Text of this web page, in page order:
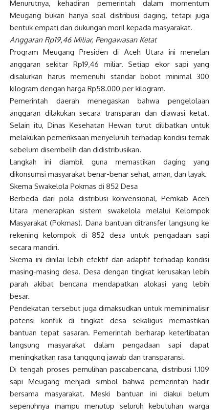
Menurutnya, kehadiran pemerintah dalam momentum
Meugang bukan hanya soal distribusi daging, tetapi juga
bentuk empati dan dukungan moril kepada masyarakat.
Anggaran Rp19,46 Miliar, Pengawasan Ketat
Program Meugang Presiden di Aceh Utara ini menelan
anggaran sekitar Rp19,46 miliar. Setiap ekor sapi yang
disalurkan harus memenuhi standar bobot minimal 300
kilogram dengan harga Rp58.000 per kilogram.
Pemerintah daerah menegaskan bahwa pengelolaan
anggaran dilakukan secara transparan dan diawasi ketat.
Selain itu, Dinas Kesehatan Hewan turut dilibatkan untuk
melakukan pemeriksaan menyeluruh terhadap kondisi ternak
sebelum disembelih dan didistribusikan.
Langkah ini diambil guna memastikan daging yang
dikonsumsi masyarakat benar-benar sehat, aman, dan layak.
Skema Swakelola Pokmas di 852 Desa
Berbeda dari pola distribusi konvensional, Pemkab Aceh
Utara menerapkan sistem swakelola melalui Kelompok
Masyarakat (Pokmas). Dana bantuan ditransfer langsung ke
rekening kelompok di 852 desa untuk pengadaan sapi
secara mandiri.
Skema ini dinilai lebih efektif dan adaptif terhadap kondisi
masing-masing desa. Desa dengan tingkat kerusakan lebih
parah akibat bencana mendapatkan alokasi yang lebih
besar.
Pendekatan tersebut juga dimaksudkan untuk meminimalisir
potensi konflik di tingkat desa sekaligus memastikan
bantuan tepat sasaran. Pemerintah berharap keterlibatan
langsung masyarakat dalam pengadaan sapi dapat
meningkatkan rasa tanggung jawab dan transparansi.
Di tengah proses pemulihan pascabencana, distribusi 1.109
sapi Meugang menjadi simbol bahwa pemerintah hadir
bersama masyarakat. Meski bantuan ini diakui belum
sepenuhnya mampu menutup seluruh kebutuhan warga